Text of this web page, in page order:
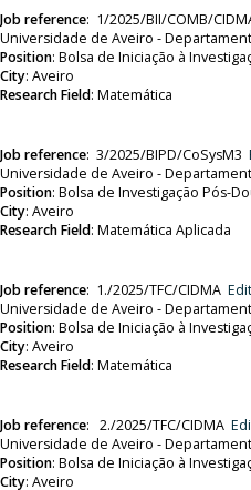
Job reference: 1/2025/BII/COMB/
Universidade de Aveiro -
Position: Bolsa de Iniciação à
City: Aveiro
Research Field: Matemática
Job reference: 3/2025/BIPD/CoSysM3
Universidade de Aveiro -
Position: Bolsa de Investigação Pós-
City: Aveiro
Research Field: Matemática Aplicada
Job reference: 1./2025/TFC/CIDMA
Universidade de Aveiro -
Position: Bolsa de Iniciação à
City: Aveiro
Research Field: Matemática
Job reference: 2./2025/TFC/CIDMA
Universidade de Aveiro -
Position: Bolsa de Iniciação à
City: Aveiro